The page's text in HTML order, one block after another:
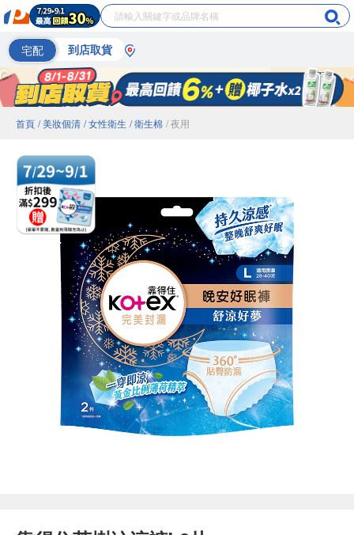
宅配 到店取貨
首頁 / 美妝個清 / 女性衛生 / 衛生棉 / 夜用